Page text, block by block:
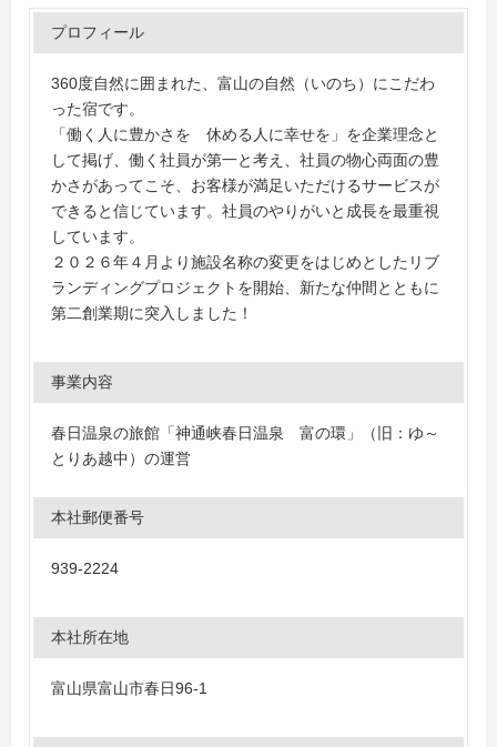
プロフィール
360度自然に囲まれた、富山の自然（いのち）にこだわ
った宿です。
「働く人に豊かさを 休める人に幸せを」を企業理念と
して掲げ、働く社員が第一と考え、社員の物心両面の豊
かさがあってこそ、お客様が満足いただけるサービスが
できると信じています。社員のやりがいと成長を最重視
しています。
２０２６年４月より施設名称の変更をはじめとしたリブ
ランディングプロジェクトを開始、新たな仲間とともに
第二創業期に突入しました！
事業内容
春日温泉の旅館「神通峡春日温泉 富の環」（旧：ゆ～
とりあ越中）の運営
本社郵便番号
939-2224
本社所在地
富山県富山市春日96-1